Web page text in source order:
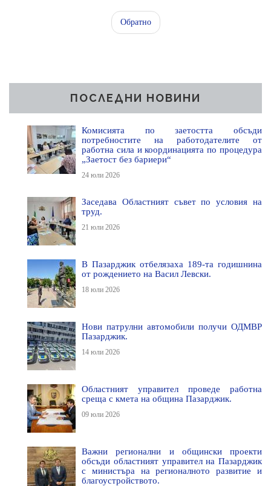
Обратно
ПОСЛЕДНИ НОВИНИ
Комисията по заетостта обсъди
потребностите на работодателите от
работна сила и координацията по процедура
„Заетост без бариери“
24 юли 2026
Заседава Областният съвет по условия на
труд.
21 юли 2026
В Пазарджик отбелязаха 189-та годишнина
от рождението на Васил Левски.
18 юли 2026
Нови патрулни автомобили получи ОДМВР
Пазарджик.
14 юли 2026
Областният управител проведе работна
среща с кмета на община Пазарджик.
09 юли 2026
Важни регионални и общински проекти
обсъди областният управител на Пазарджик
с министъра на регионалното развитие и
благоустройството.